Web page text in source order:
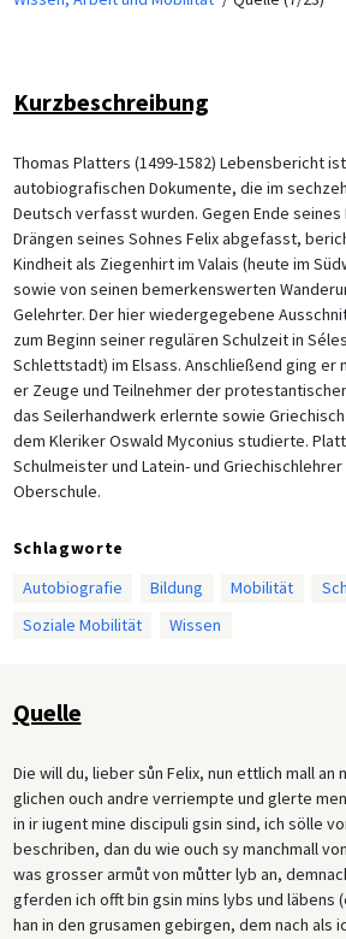
Kurzbeschreibung
Thomas Platters (1499-1582) Lebensbericht
autobiografischen Dokumente, die im
Deutsch verfasst wurden. Gegen Ende
Drängen seines Sohnes Felix abgefasst,
Kindheit als Ziegenhirt im Valais (heute im
sowie von seinen bemerkenswerten
Gelehrter. Der hier wiedergegebene
zum Beginn seiner regulären Schulzeit in
Schlettstadt) im Elsass. Anschließend ging er
er Zeuge und Teilnehmer der
das Seilerhandwerk erlernte sowie
dem Kleriker Oswald Myconius studierte.
Schulmeister und Latein- und
Oberschule.
Schlagworte
Autobiografie
Bildung Mobilität
Soziale Mobilität
Wissen
Quelle
Die will du, lieber sůn Felix, nun ettlich mall an
glichen ouch andre verriempte und glerte
in ir iugent mine discipuli gsin sind, ich sölle
beschriben, dan du wie ouch sy manchmall
was grosser armůt von můtter lyb an,
gferden ich offt bin gsin mins lybs und läbens
han in den grusamen gebirgen, dem nach als